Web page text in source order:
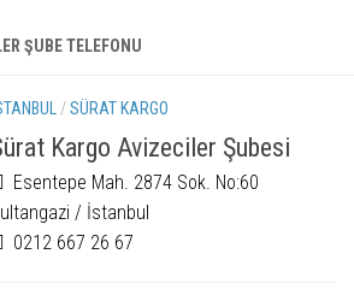
ŞUBE TELEFONU
/SÜRAT KARGO
Kargo Avizeciler Şubesi
Esentepe Mah. 2874 Sok. No:60
/ İstanbul
0212 667 26 67